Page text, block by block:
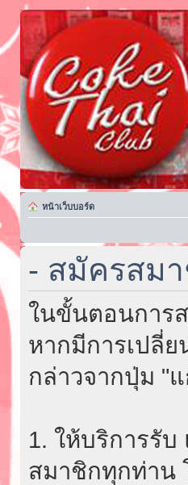
หน้าเว็บบอร์ด
- สมัครสม
ในขั้นตอนการ
หากมีการเปลี่
กล่าวจากปุ่ม "
1. ให้บริการรั
สมาชิกทุกท่าน